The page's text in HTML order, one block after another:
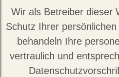
Wir als Betreiber dieser
Schutz Ihrer
behandeln Ihre
vertraulich und